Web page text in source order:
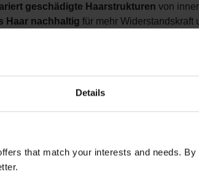
Details
that match your interests and needs.
geschädigte Haarstrukturen von
Haar nachhaltig für mehr Widerstandskraft
gesünderes & glänzenderes Haar
ersten Anwendung
spürbar gestärkt und vor